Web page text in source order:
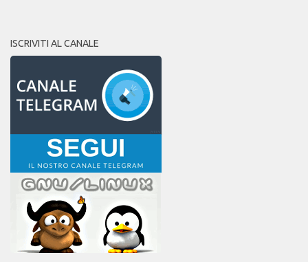
ISCRIVITI AL CANALE